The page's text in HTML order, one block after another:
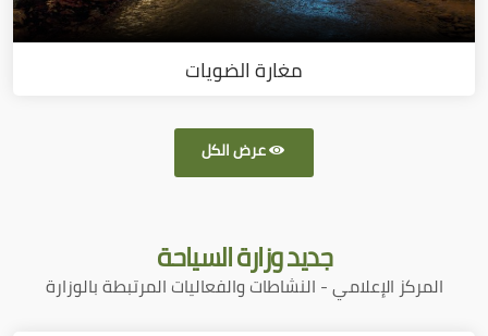
مغارة الضويات
عرض الكل
جديدوزارة السياحة
المركز الإعلامي - النشاطات والفعاليات المرتبطة بالوزارة